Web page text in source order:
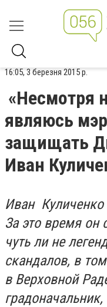
16:05, 3 березня 2015 р.
«Несмотря
являюсь
защищать
Иван
Иван Куличенко
За это время он
чуть ли не
скандалов, в
в Верховной